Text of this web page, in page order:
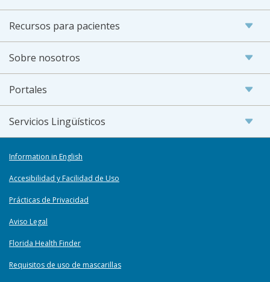
Recursos para pacientes
Sobre nosotros
Portales
Servicios Lingüísticos
Information in English
Accesibilidad y Facilidad de Uso
Prácticas de Privacidad
Aviso Legal
Florida Health Finder
Requisitos de uso de mascarillas